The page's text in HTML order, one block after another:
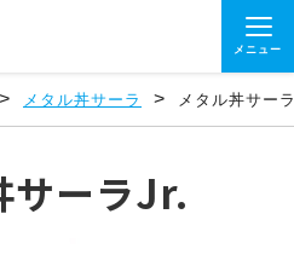
メニュー
> メタル丼サーラ > メタル丼サー
サーラJr.